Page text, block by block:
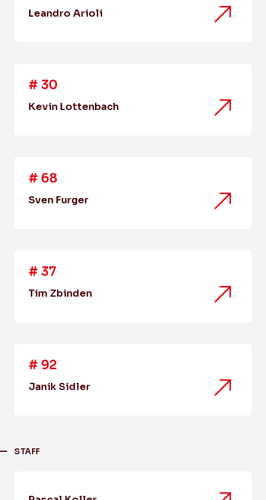
Leandro Arioli
# 30
Kevin Lottenbach
# 68
Sven Furger
# 37
Tim Zbinden
# 92
Janik Sidler
STAFF